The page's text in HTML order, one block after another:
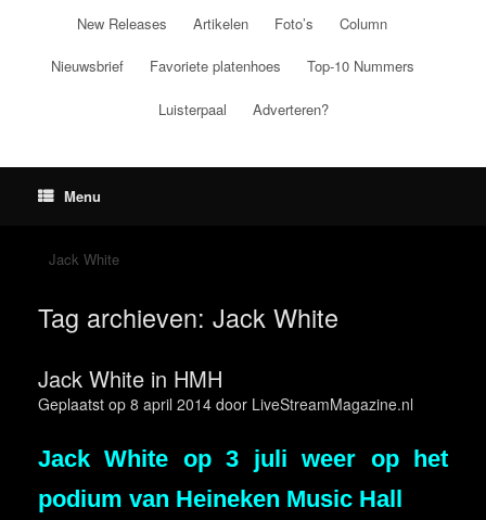
New Releases Artikelen Foto’s Column
Nieuwsbrief Favoriete platenhoes Top-10 Nummers
Luisterpaal Adverteren?
Menu
Jack White
Tag archieven: Jack White
Jack White in HMH
Geplaatst op 8 april 2014 door LiveStreamMagazine.nl
Jack White op 3 juli weer op het
podium van Heineken Music Hall